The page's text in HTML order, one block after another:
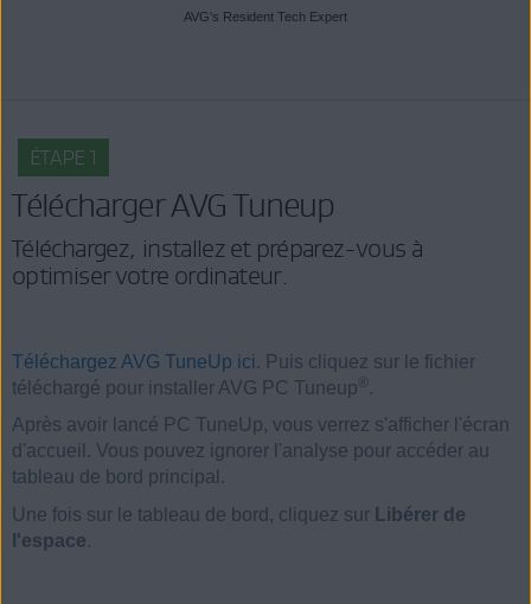
AVG's Resident Tech Expert
ÉTAPE 1
Télécharger AVG Tuneup
Téléchargez, installez et préparez-vous à
optimiser votre ordinateur.
Téléchargez AVG TuneUp ici. Puis cliquez sur le fichier
téléchargé pour installer AVG PC Tuneup ® .
Après avoir lancé PC TuneUp, vous verrez s'afficher l'écran
d'accueil. Vous pouvez ignorer l'analyse pour accéder au
tableau de bord principal.
Une fois sur le tableau de bord, cliquez sur Libérer de
l'espace.